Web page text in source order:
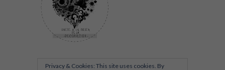
Privacy & Cookies: This site uses cookies. By